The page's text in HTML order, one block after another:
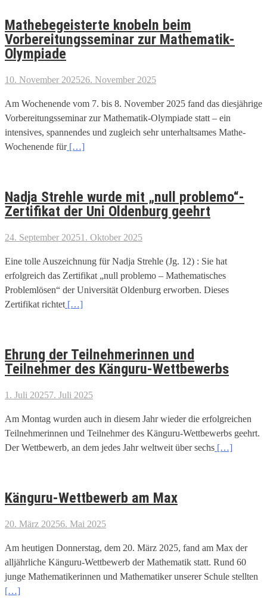
Mathebegeisterte knobeln beim
Vorbereitungsseminar zur Mathematik-
Olympiade
10. November 202526. November 2025
Am Wochenende vom 7. bis 8. November 2025 fand das diesjährige
Vorbereitungsseminar zur Mathematik-Olympiade statt – ein
intensives, spannendes und zugleich sehr unterhaltsames Mathe-
Wochenende für[…]
Nadja Strehle wurde mit „null problemo“-
Zertifikat der Uni Oldenburg geehrt
24. September 20251. Oktober 2025
Eine tolle Auszeichnung für Nadja Strehle (Jg. 12) : Sie hat
erfolgreich das Zertifikat „null problemo – Mathematisches
Problemlösen“ der Universität Oldenburg erworben. Dieses
Zertifikat richtet […]
Ehrung der Teilnehmerinnen und
Teilnehmer des Känguru-Wettbewerbs
1. Juli 20257. Juli 2025
Am Montag wurden auch in diesem Jahr wieder die erfolgreichen
Teilnehmerinnen und Teilnehmer des Känguru-Wettbewerbs geehrt.
Der Wettbewerb, an dem jedes Jahr weltweit über sechs […]
Känguru-Wettbewerb am Max
20. März 20256. Mai 2025
Am heutigen Donnerstag, dem 20. März 2025, fand am Max der
alljährliche Känguru-Wettbewerb der Mathematik statt. Rund 60
junge Mathematikerinnen und Mathematiker unserer Schule stellten
[…]